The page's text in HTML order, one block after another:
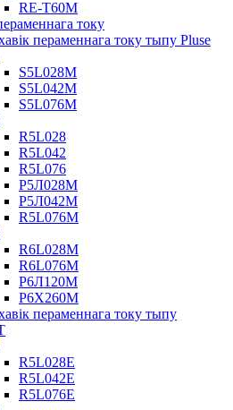
RE-T60M
току
пераменнага току тыпу Pluse
S5L028M
S5L042M
S5L076M
R5L028
R5L042
R5L076
Р5Л028М
Р5Л042М
R5L076M
R6L028M
R6L076M
Р6Л120М
Р6Х260М
пераменнага току тыпу
R5L028E
R5L042E
R5L076E